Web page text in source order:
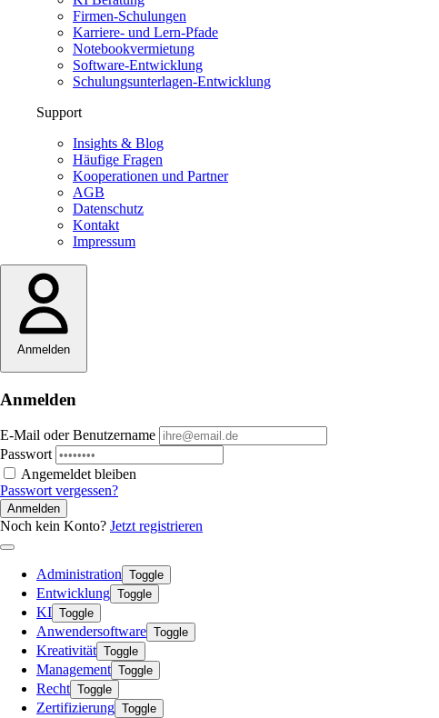
Firmen-Schulungen
Karriere- und Lern-Pfade
Notebookvermietung
Software-Entwicklung
Schulungsunterlagen-Entwicklung
Support
Insights & Blog
Häufige Fragen
Kooperationen und Partner
AGB
Datenschutz
Kontakt
Impressum
Anmelden
Anmelden
E-Mail oder Benutzername
Passwort
Angemeldet bleiben
Passwort vergessen?
Anmelden
Noch kein Konto? Jetzt registrieren
Administration Toggle
Entwicklung Toggle
KI Toggle
Anwendersoftware Toggle
Kreativität Toggle
Management Toggle
Recht Toggle
Zertifizierung Toggle